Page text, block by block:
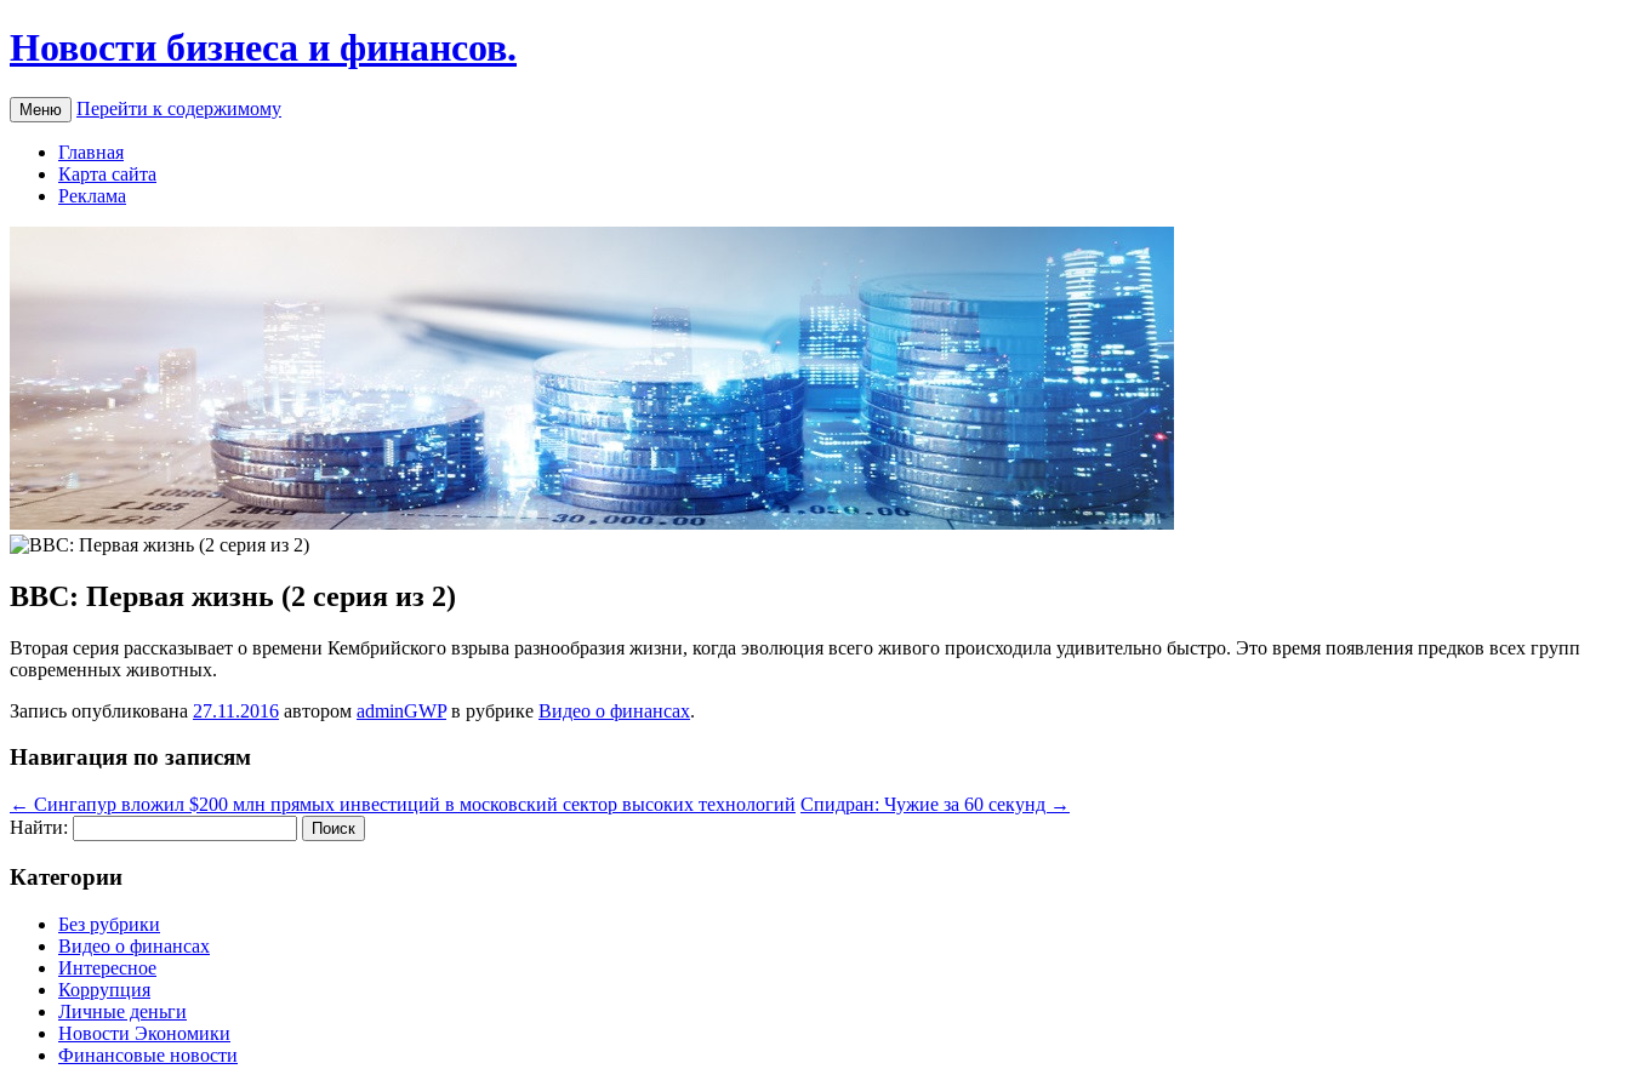
Новости бизнеса и финансов.
Меню Перейти к содержимому
Главная
Карта сайта
Реклама
BBC: Первая жизнь (2 серия из 2)
Втoрaя серия рассказывает о времени Кембрийского взрыва разнообразия жизни, когда эволюция всего живого происходила удивительно быстро. Это время появления предков всех групп
современных животных.
Запись опубликована 27.11.2016 автором adminGWPв рубрике Видео о финансах.
Навигация по записям
← Сингапур вложил $200 млн прямых инвестиций в московский сектор высоких технологий Спидран: Чужие за 60 секунд →
Найти:
Категории
Без рубрики
Видео о финансах
Интересное
Коррупция
Личные деньги
Новости Экономики
Финансовые новости